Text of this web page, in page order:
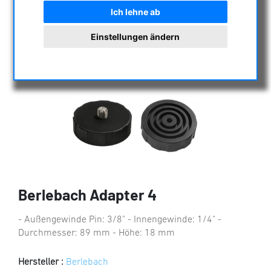
Ich lehne ab
Einstellungen ändern
Berlebach Adapter 4
- Außengewinde Pin: 3/8" - Innengewinde: 1/4" -
Durchmesser: 89 mm - Höhe: 18 mm
Hersteller : Berlebach